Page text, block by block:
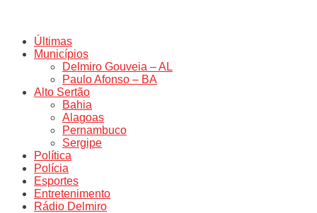
Últimas
Municípios
Delmiro Gouveia – AL
Paulo Afonso – BA
Alto Sertão
Bahia
Alagoas
Pernambuco
Sergipe
Política
Polícia
Esportes
Entretenimento
Rádio Delmiro